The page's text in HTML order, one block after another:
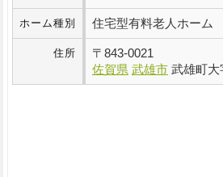
ホーム種別 住宅型有料老人ホーム
住所 〒 843-0021
佐賀県 武雄市 武雄町大